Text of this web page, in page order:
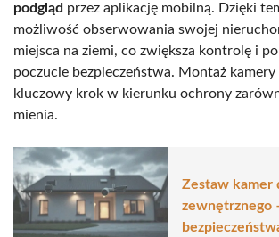
podgląd przez aplikację mobilną. Dzięki
możliwość obserwowania swojej
miejsca na ziemi, co zwiększa kontrolę i
poczucie bezpieczeństwa. Montaż
kluczowy krok w kierunku ochrony
mienia.
Zestaw kamer
zewnętrznego